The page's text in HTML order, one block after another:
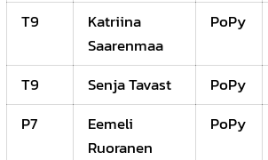
T9
Katriina
Saarenmaa
PoPy
T9 Senja Tavast PoPy
P7
Eemeli
Ruoranen
PoPy